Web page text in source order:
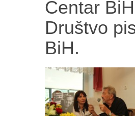
Centar
Društvo
BiH.